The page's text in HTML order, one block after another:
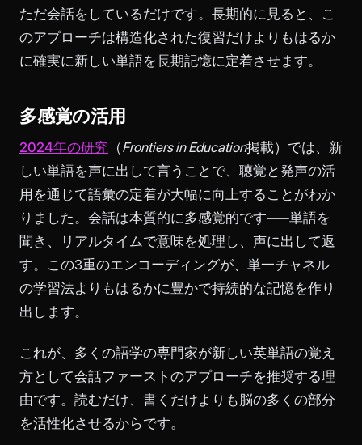
ただ会話をしているだけです。長期的に見ると、こ
のアプローチは構造化された復習だけよりもはるか
に確実に新しい単語を長期記憶に定着させます。
多感覚の活用
2024年の研究 （Frontiers in Education掲載）では、新
しい単語を声に出して言うことで、聴覚と発声の活
用を通じて語彙の定着が大幅に向上することがわか
りました。会話は本質的に多感覚的です——単語を
聞き、リアルタイムで意味を処理し、声に出して返
す。この3重のエンコーディングが、単一チャネル
の学習法よりもはるかに豊かで持続的な記憶を作り
出します。
これが、多くの語学の専門家が新しい英単語の覚え
方として会話ファーストのアプローチを推奨する理
由です。読むだけ、書くだけよりも脳の多くの部分
を活性化させるからです。